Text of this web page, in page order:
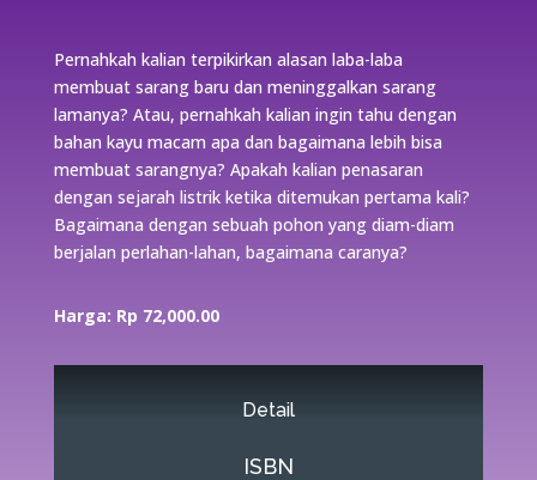
Pernahkah kalian terpikirkan alasan laba-laba
membuat sarang baru dan meninggalkan sarang
lamanya? Atau, pernahkah kalian ingin tahu dengan
bahan kayu macam apa dan bagaimana lebih bisa
membuat sarangnya? Apakah kalian penasaran
dengan sejarah listrik ketika ditemukan pertama kali?
Bagaimana dengan sebuah pohon yang diam-diam
berjalan perlahan-lahan, bagaimana caranya?
Harga: Rp 72,000.00
Detail
ISBN